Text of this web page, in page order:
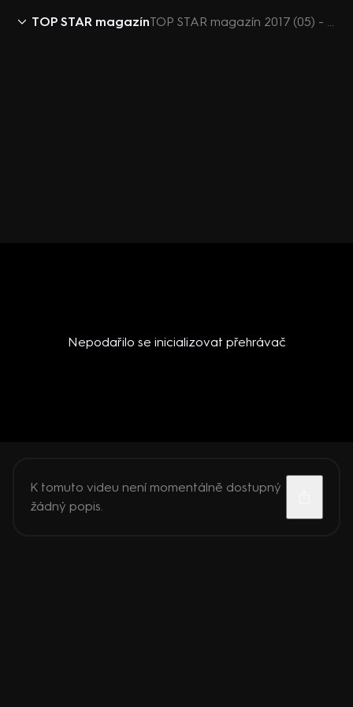
TOP STAR magazín TOP STAR magazín 2017 (05) - Bleskovky 2 - Saša Rašilov
Nepodařilo se inicializovat přehrávač
K tomuto videu není momentálně dostupný
žádný popis.